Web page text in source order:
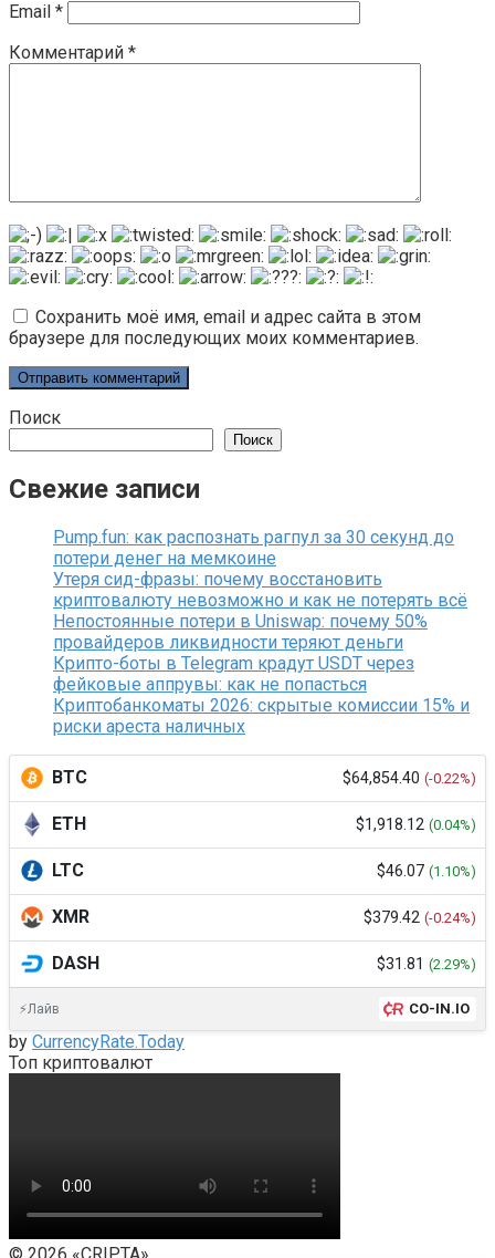
Email *
Комментарий *
Сохранить моё имя, email и адрес сайта в этом
браузере для последующих моих комментариев.
Поиск
Поиск
Свежие записи
Pump.fun: как распознать рагпул за 30 секунд до
потери денег на мемкоине
Утеря сид-фразы: почему восстановить
криптовалюту невозможно и как не потерять всё
Непостоянные потери в Uniswap: почему 50%
провайдеров ликвидности теряют деньги
Крипто-боты в Telegram крадут USDT через
фейковые аппрувы: как не попасться
Криптобанкоматы 2026: скрытые комиссии 15% и
риски ареста наличных
BTC $64,854.40 (-0.22%)
ETH $1,918.12 (0.04%)
LTC $46.07 (1.10%)
XMR $379.42 (-0.24%)
DASH $31.81 (2.29%)
⚡Лайв CO-IN.IO
by CurrencyRate.Today
Топ криптовалют